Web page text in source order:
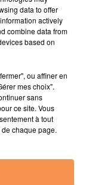
5h00
5h00
data to offer
actively
combine data from
based on
ou affiner en
mes choix".
sans
ce site. Vous
à tout
chaque page.